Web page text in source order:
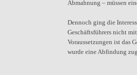
Abmahnung – müssen
Dennoch ging die
Geschäftsführers nicht
Voraussetzungen ist das
wurde eine Abfindung